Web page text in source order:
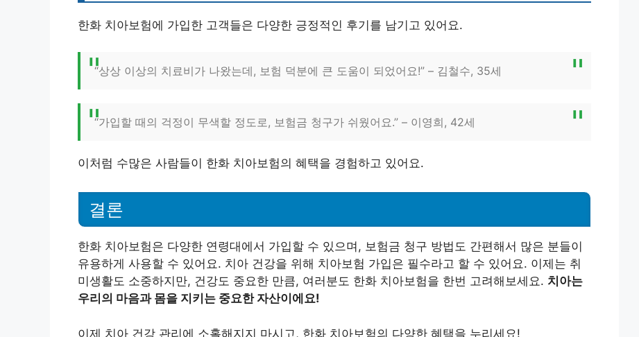
한화 치아보험에 가입한 고객들은 다양한 긍정적인 후기를 남기고 있어요.
“상상 이상의 치료비가 나왔는데, 보험 덕분에 큰 도움이 되었어요!” – 김철수, 35세
“가입할 때의 걱정이 무색할 정도로, 보험금 청구가 쉬웠어요.” – 이영희, 42세
이처럼 수많은 사람들이 한화 치아보험의 혜택을 경험하고 있어요.
결론
한화 치아보험은 다양한 연령대에서 가입할 수 있으며, 보험금 청구 방법도 간편해서 많은 분들이
유용하게 사용할 수 있어요. 치아 건강을 위해 치아보험 가입은 필수라고 할 수 있어요. 이제는 취
미생활도 소중하지만, 건강도 중요한 만큼, 여러분도 한화 치아보험을 한번 고려해보세요. 치아는
우리의 마음과 몸을 지키는 중요한 자산이에요!
이제 치아 건강 관리에 소홀해지지 마시고, 한화 치아보험의 다양한 혜택을 누리세요!